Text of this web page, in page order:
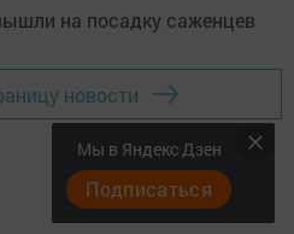
новости
Мы в Яндекс Дзен
Подписаться